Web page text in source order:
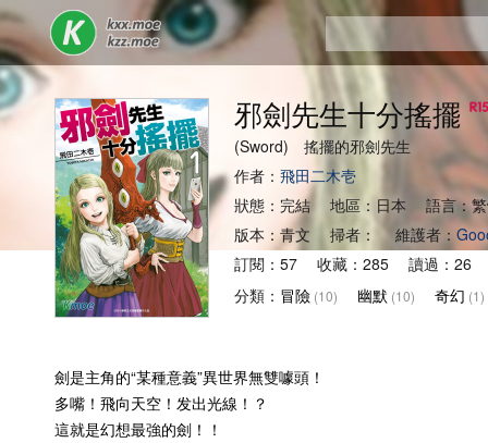
邪劍先生十分搖擺
(Sword) 搖擺的邪劍先生
作者： 飛田二木壱
狀態：完結 地區：日本 語言：
版本：青文 掃者： 維護者：
訂閱：57 收藏：285 讀過：26
分類： 冒險 (10) 幽默 (10) 奇幻 (1)
劍是主角的“某種意義”異世界無雙噱頭！
多嘴！飛向天空！发出光線！？
這就是幻想最強的劍！！